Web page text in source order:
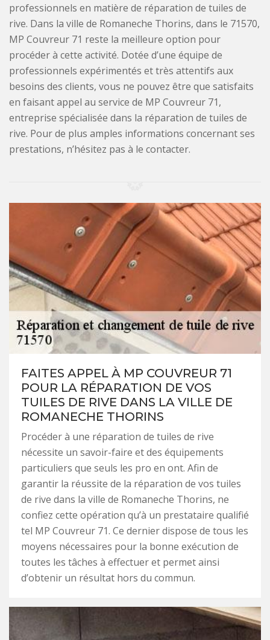
professionnels en matière de réparation de tuiles de
rive. Dans la ville de Romaneche Thorins, dans le 71570,
MP Couvreur 71 reste la meilleure option pour
procéder à cette activité. Dotée d’une équipe de
professionnels expérimentés et très attentifs aux
besoins des clients, vous ne pouvez être que satisfaits
en faisant appel au service de MP Couvreur 71,
entreprise spécialisée dans la réparation de tuiles de
rive. Pour de plus amples informations concernant ses
prestations, n’hésitez pas à le contacter.
FAITES APPEL À MP COUVREUR 71
POUR LA RÉPARATION DE VOS
TUILES DE RIVE DANS LA VILLE DE
ROMANECHE THORINS
Procéder à une réparation de tuiles de rive
nécessite un savoir-faire et des équipements
particuliers que seuls les pro en ont. Afin de
garantir la réussite de la réparation de vos tuiles
de rive dans la ville de Romaneche Thorins, ne
confiez cette opération qu’à un prestataire qualifié
tel MP Couvreur 71. Ce dernier dispose de tous les
moyens nécessaires pour la bonne exécution de
toutes les tâches à effectuer et permet ainsi
d’obtenir un résultat hors du commun.